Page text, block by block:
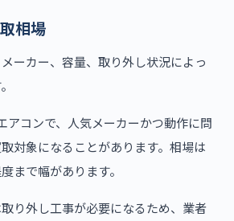
相場
ーカー、容量、取り外し状況によっ
アコンで、人気メーカーかつ動作に問
対象になることがあります。相場は
まで幅があります。
り外し工事が必要になるため、業者